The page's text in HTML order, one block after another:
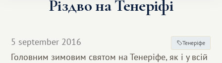
Переваги
Різдво на Тенеріфі
5 september 2016 Тенеріфе
Головним зимовим святом на Тенеріфе, як і у всій